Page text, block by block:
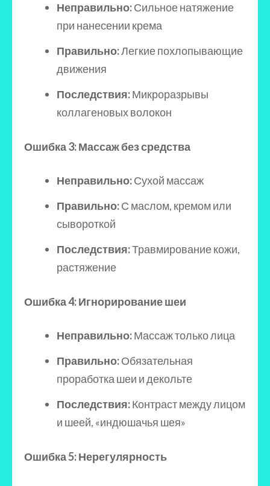
Неправильно:Сильное натяжение
при нанесении крема
Правильно:Легкие похлопывающие
движения
Последствия:Микроразрывы
коллагеновых волокон
Ошибка 3: Массаж без средства
Неправильно:Сухой массаж
Правильно:С маслом, кремом или
сывороткой
Последствия:Травмирование кожи,
растяжение
Ошибка 4: Игнорирование шеи
Неправильно:Массаж только лица
Правильно:Обязательная
проработка шеи и декольте
Последствия:Контраст между лицом
и шеей, «индюшачья шея»
Ошибка 5: Нерегулярность